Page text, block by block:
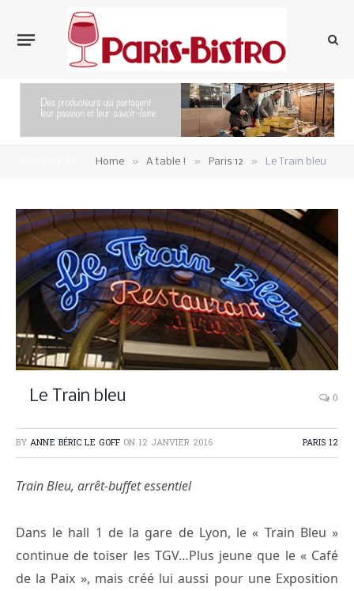
Home » A table ! » Paris 12 » Le Train bleu
Le Train bleu 0
BY ANNE BÉRIC LE GOFF ON 12 JANVIER 2016 PARIS 12
Train Bleu, arrêt-buffet essentiel
Dans le hall 1 de la gare de Lyon, le « Train Bleu »
continue de toiser les TGV…Plus jeune que le « Café
de la Paix », mais créé lui aussi pour une Exposition